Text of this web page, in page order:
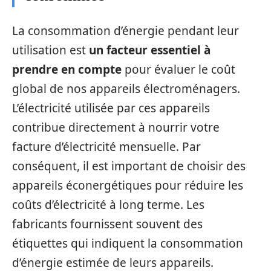
La consommation d’énergie pendant leur
utilisation est un facteur essentiel à
prendre en compte pour évaluer le coût
global de nos appareils électroménagers.
L’électricité utilisée par ces appareils
contribue directement à nourrir votre
facture d’électricité mensuelle. Par
conséquent, il est important de choisir des
appareils éconergétiques pour réduire les
coûts d’électricité à long terme. Les
fabricants fournissent souvent des
étiquettes qui indiquent la consommation
d’énergie estimée de leurs appareils.